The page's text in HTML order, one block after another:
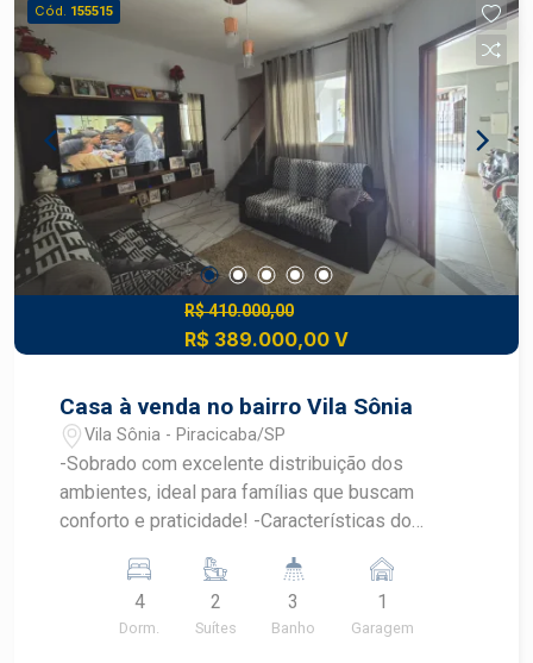
Cód. 155515
R$ 410.000,00
R$ 389.000,00 V
Casa à venda no bairro Vila Sônia
Vila Sônia - Piracicaba/SP
-Sobrado com excelente distribuição dos
ambientes, ideal para famílias que buscam
conforto e praticidade! -Características do
Lavanderia - Quintal - Garagem para 1 carro -
Localizado em bairro tradicional, com fácil
4
Dorm.
2
Suítes
3
Banho
1
Garagem